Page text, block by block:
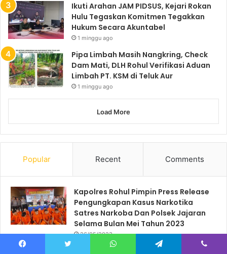
Ikuti Arahan JAM PIDSUS, Kejari Rokan
Hulu Tegaskan Komitmen Tegakkan
Hukum Secara Akuntabel
1 minggu ago
Pipa Limbah Masih Nangkring, Check
Dam Mati, DLH Rohul Verifikasi Aduan
Limbah PT. KSM di Teluk Aur
1 minggu ago
Load More
Popular Recent Comments
Kapolres Rohul Pimpin Press Release
Pengungkapan Kasus Narkotika
Satres Narkoba Dan Polsek Jajaran
Selama Bulan Mei Tahun 2023
26/05/2023
Pimpin F.SPTI-K.SPSI Kab.Rokan Hulu